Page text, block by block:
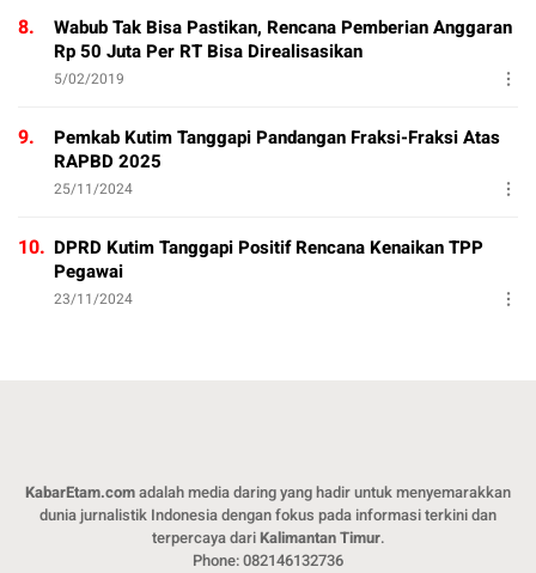
8.
Wabub Tak Bisa Pastikan, Rencana Pemberian Anggaran
Rp 50 Juta Per RT Bisa Direalisasikan
5/02/2019
9.
Pemkab Kutim Tanggapi Pandangan Fraksi-Fraksi Atas
RAPBD 2025
25/11/2024
10. DPRD Kutim Tanggapi Positif Rencana Kenaikan TPP
Pegawai
23/11/2024
KabarEtam.comadalah media daring yang hadir untuk menyemarakkan
dunia jurnalistik Indonesia dengan fokus pada informasi terkini dan
terpercaya dariKalimantan Timur.
Phone: 082146132736